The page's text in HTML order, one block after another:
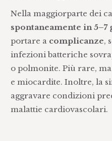
Nella maggiorparte dei
spontaneamente in
portare a complicanze,
infezioni batteriche
o polmonite. Più rare,
e miocardite. Inoltre, la
aggravare condizioni
malattie cardiovascolari.